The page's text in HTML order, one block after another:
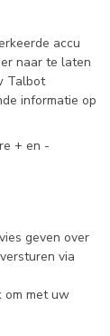
accu
naar te laten
Talbot
informatie op
+ en -
geven over
via
om met uw